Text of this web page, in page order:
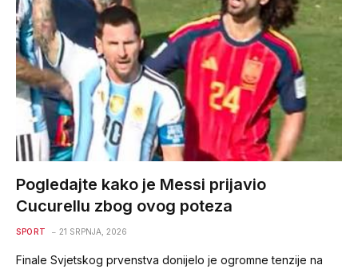
Pogledajte kako je Messi prijavio
Cucurellu zbog ovog poteza
SPORT 21 SRPNJA, 2026
Finale Svjetskog prvenstva donijelo je ogromne tenzije na